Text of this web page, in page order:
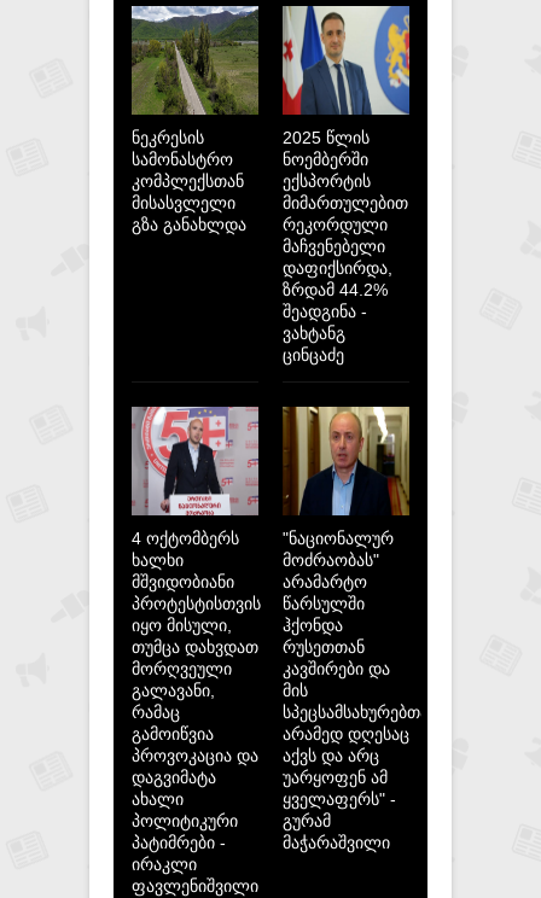
ნეკრესის
სამონასტრო
კომპლექსთან
მისასვლელი
გზა განახლდა
2025 წლის
ნოემბერში
ექსპორტის
მიმართულებით
რეკორდული
მაჩვენებელი
დაფიქსირდა,
ზრდამ 44.2%
შეადგინა -
ვახტანგ
ცინცაძე
4 ოქტომბერს
ხალხი
მშვიდობიანი
პროტესტისთვის
იყო მისული,
თუმცა დახვდათ
მორღვეული
გალავანი,
რამაც
გამოიწვია
პროვოკაცია და
დაგვიმატა
ახალი
პოლიტიკური
პატიმრები -
ირაკლი
ფავლენიშვილი
"ნაციონალურ
მოძრაობას"
არამარტო
წარსულში
ჰქონდა
რუსეთთან
კავშირები და
მის
სპეცსამსახურებთან,
არამედ დღესაც
აქვს და არც
უარყოფენ ამ
ყველაფერს" -
გურამ
მაჭარაშვილი